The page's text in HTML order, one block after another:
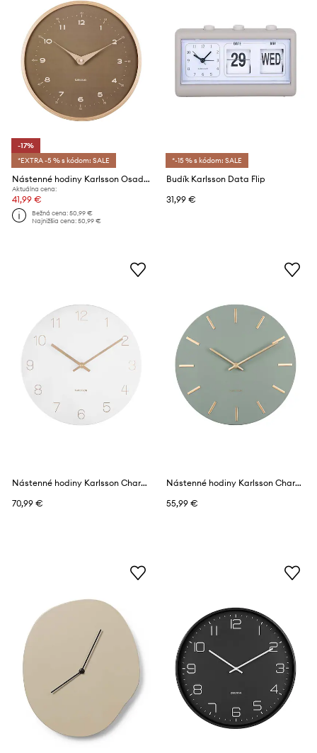
-17%
*EXTRA -5 % s kódom: SALE
Nástenné hodiny Karlsson Osado Dome
Aktuálna cena:
41,99 €
Bežná cena:50,99 €
Najnižšia cena:50,99 €
*-15 % s kódom: SALE
Budík Karlsson Data Flip
31,99 €
Nástenné hodiny Karlsson Charm
70,99 €
Nástenné hodiny Karlsson Charm
55,99 €